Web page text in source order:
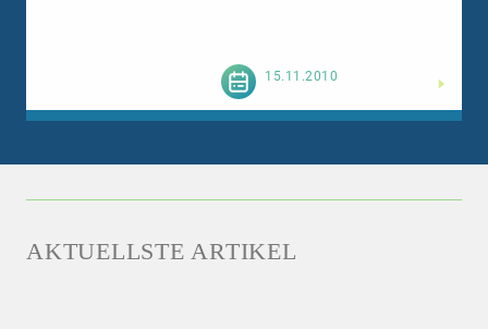
15.11.2010
AKTUELLSTE ARTIKEL